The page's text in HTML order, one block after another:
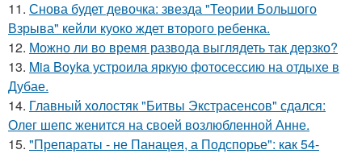
11. Снова будет девочка: звезда "Теории Большого
Взрыва" кейли куоко ждет второго ребенка.
12. Можно ли во время развода выглядеть так дерзко?
13. Mia Boyka устроила яркую фотосессию на отдыхе в
Дубае.
14. Главный холостяк "Битвы Экстрасенсов" сдался:
Олег шепс женится на своей возлюбленной Анне.
15. "Препараты - не Панацея, а Подспорье": как 54-